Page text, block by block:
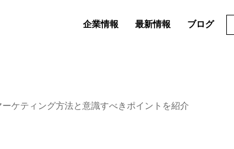
企業情報 最新情報 ブログ
ケティング方法と意識すべきポイントを紹介